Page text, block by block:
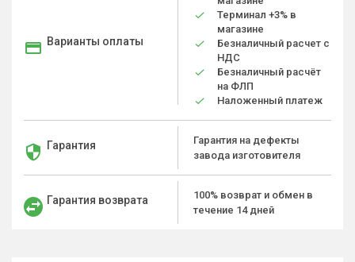
Варианты оплаты
Терминал +3% в
магазине
Безналичный расчет с
НДС
Безналичный расчёт
на ФЛП
Наложенный платеж
Гарантия
Гарантия на дефекты
завода изготовителя
Гарантия возврата
100% возврат и обмен в
течение 14 дней